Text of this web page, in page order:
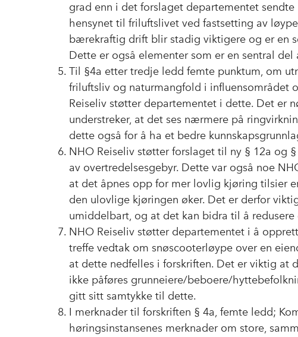
grad enn i det forslaget departementet
hensynet til friluftslivet ved fastsetting av
bærekraftig drift blir stadig viktigere og er en
Dette er også elementer som er en sentral
Til §4a etter tredje ledd femte punktum, om
friluftsliv og naturmangfold i influensområdet
Reiseliv støtter departementet i dette. Det er
understreker, at det ses nærmere på
dette også for å ha et bedre
NHO Reiseliv støtter forslaget til ny § 12a og
av overtredelsesgebyr. Dette var også noe
at det åpnes opp for mer lovlig kjøring tilsier
den ulovlige kjøringen øker. Det er derfor
umiddelbart, og at det kan bidra til å
NHO Reiseliv støtter departementet i å
treffe vedtak om snøscooterløype over en
at dette nedfelles i forskriften. Det er viktig at
ikke påføres grunneiere/beboere/
gitt sitt samtykke til dette.
I merknader til forskriften § 4a, femte ledd;
høringsinstansenes merknader om store,